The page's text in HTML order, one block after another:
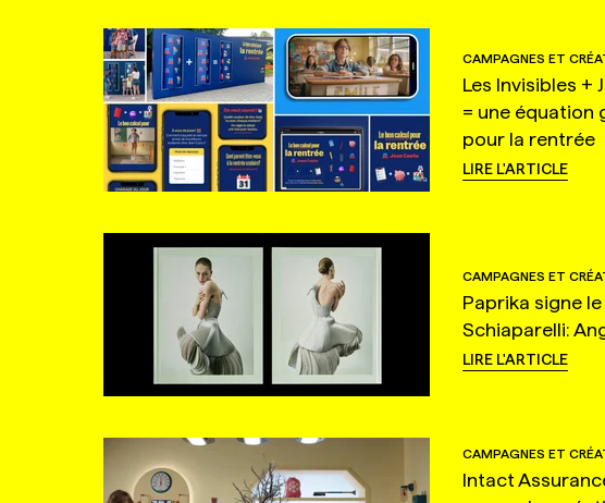
CAMPAGNES ET
Les Invisibles +
= une équation
pour la rentrée
LIRE L'ARTICLE
CAMPAGNES ET
Paprika signe
Schiaparelli:
LIRE L'ARTICLE
CAMPAGNES ET
Intact